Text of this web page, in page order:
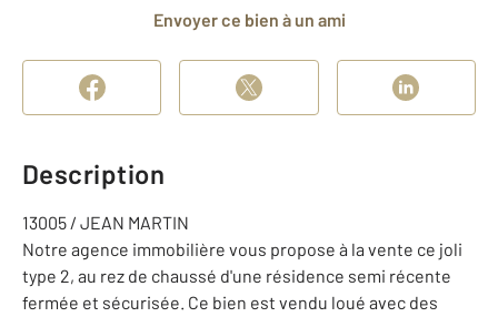
Envoyer ce bien à un ami
Description
13005 / JEAN MARTIN
Notre agence immobilière vous propose à la vente ce joli
type 2, au rez de chaussé d'une résidence semi récente
fermée et sécurisée. Ce bien est vendu loué avec des